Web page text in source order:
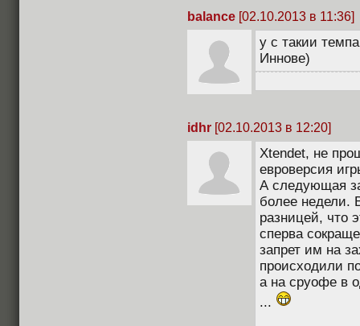
balance [02.10.2013 в 11:36]
у с такии
Иннове)
idhr [02.10.2013 в 12:20]
Xtendet, не
евроверсия
А следующая
более недели.
разницей, что
сперва
запрет им на
происходили
а на сруофе в
...